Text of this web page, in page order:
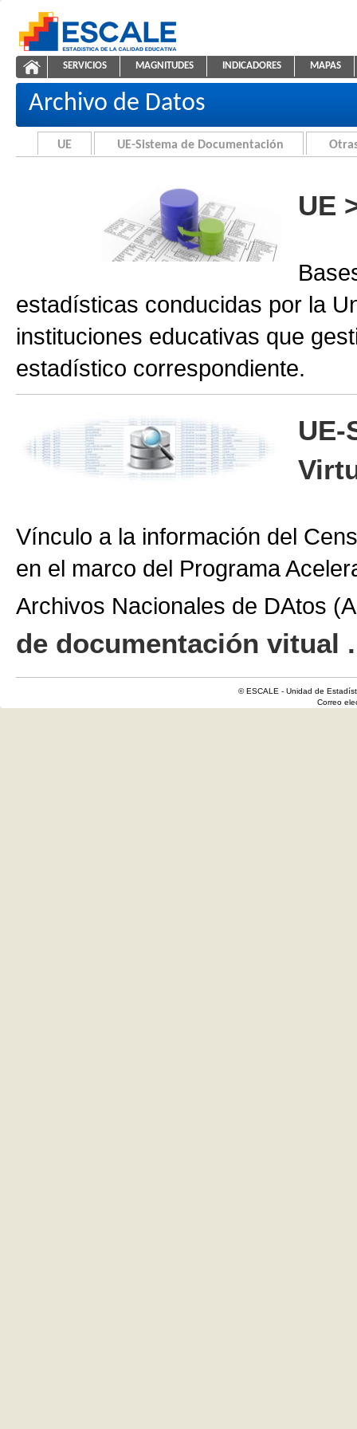
ESCALE - Unidad de Estadística Educativa
Archivo de Datos
NAVEGACIÓN
SERVICIOS MAGNITUDES INDICADORES MAPAS
Archivo de Datos
UE UE-Sistema de Documentación
UE
estadísticas conducidas por la
instituciones educativas que
estadístico correspondiente.
UE-
Vínculo a la información del
en el marco del Programa
Archivos Nacionales de DAtos
de documentación vitual
© ESCALE - Unidad de
Correo